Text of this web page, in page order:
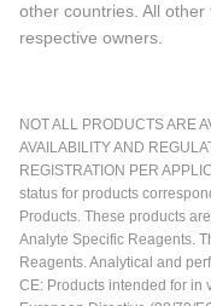
other countries. All
respective owners.
NOT ALL PRODUCTS ARE
AVAILABILITY AND
REGISTRATION PER
status for products
Products. These products
Analyte Specific Reagents.
Reagents. Analytical and
CE: Products intended for in